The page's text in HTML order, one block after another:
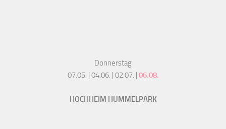
Donnerstag
07.05. | 04.06. | 02.07. | 06.08.
HOCHHEIM HUMMELPARK